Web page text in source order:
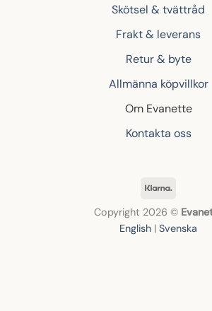
Skötsel & tvättråd
Frakt & leverans
Retur & byte
Allmänna köpvillkor
Om Evanette
Kontakta oss
Copyright 2026 ©
English | Svenska